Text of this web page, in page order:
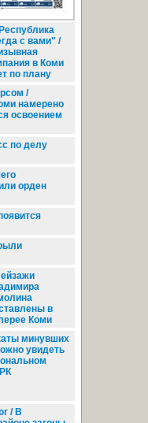
с вами" /
в Коми
по плану
/
намерено
освоением
по делу
орден
в
Коми
минувших
увидеть
/ В